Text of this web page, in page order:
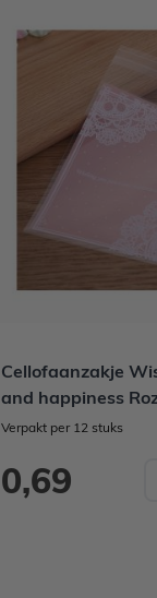
Cellofaanzakje
and happiness
Verpakt per 12 stuks
0,69